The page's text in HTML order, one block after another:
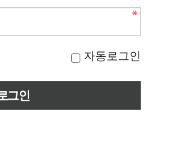
자동로그인